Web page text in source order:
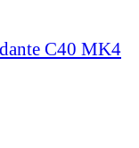
C40 MK4